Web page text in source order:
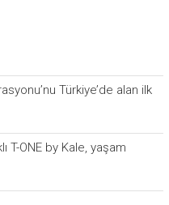
Türkiye’de alan ilk
T-ONE by Kale, yaşam